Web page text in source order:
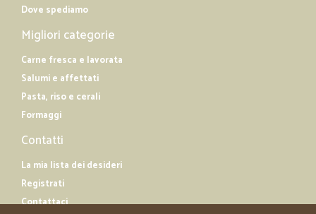
Dove spediamo
Migliori categorie
Carne fresca e lavorata
Salumi e affettati
Pasta, riso e cerali
Formaggi
Contatti
La mia lista dei desideri
Registrati
Contattaci